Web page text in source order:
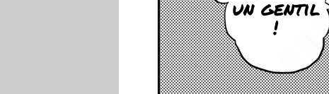
un gentil
!